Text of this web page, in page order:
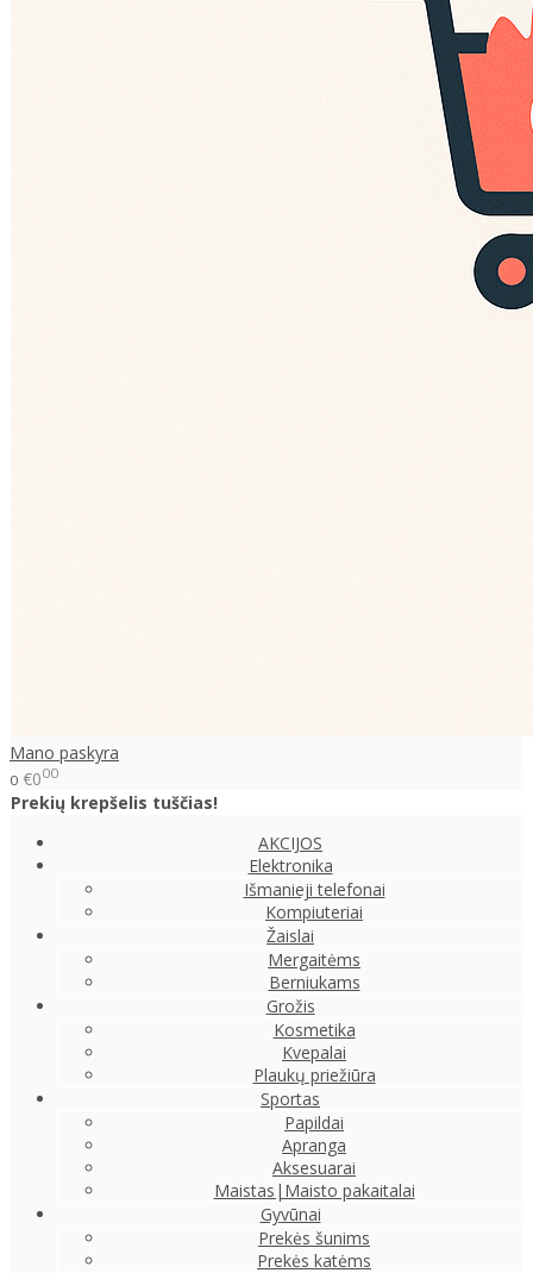
Mano paskyra
0 €000
Prekių krepšelis tuščias!
AKCIJOS
Elektronika
Išmanieji telefonai
Kompiuteriai
Žaislai
Mergaitėms
Berniukams
Grožis
Kosmetika
Kvepalai
Plaukų priežiūra
Sportas
Papildai
Apranga
Aksesuarai
Maistas|Maisto pakaitalai
Gyvūnai
Prekės šunims
Prekės katėms